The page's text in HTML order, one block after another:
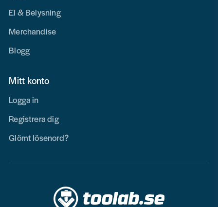
El & Belysning
Merchandise
Blogg
Mitt konto
Logga in
Registrera dig
Glömt lösenord?